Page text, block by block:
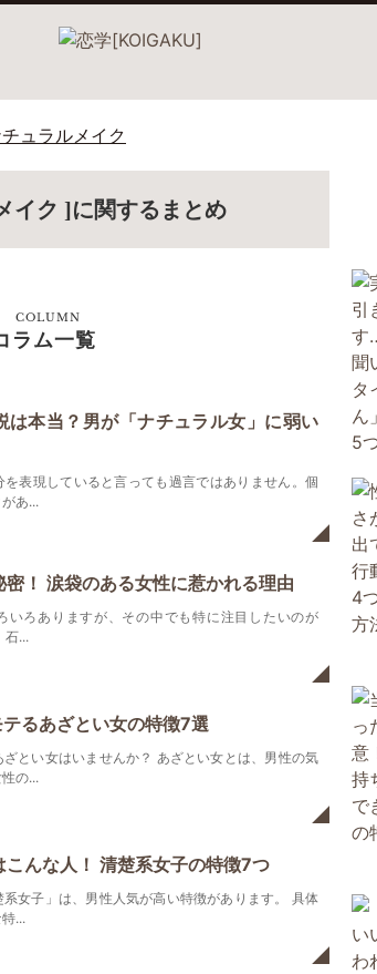
ュラルメイク
イク ]に関するまとめ
COLUMN
ラム一覧
は本当？男が「ナチュラル女」に弱い
表現していると言っても過言ではありません。個
あ...
！ 涙袋のある女性に惹かれる理由
いろありますが、その中でも特に注目したいのが
石...
るあざとい女の特徴7選
とい女はいませんか？ あざとい女とは、男性の気
の...
こんな人！ 清楚系女子の特徴7つ
女子」は、男性人気が高い特徴があります。 具体
...